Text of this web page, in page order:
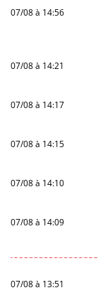
07/08 à 14:56
07/08 à 14:21
07/08 à 14:17
07/08 à 14:15
07/08 à 14:10
07/08 à 14:09
07/08 à 13:51